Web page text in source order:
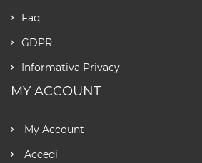
Faq
GDPR
Informativa Privacy
MY ACCOUNT
My Account
Accedi